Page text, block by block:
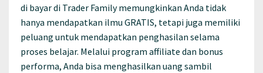
di bayar di Trader Family memungkinkan Anda tidak
hanya mendapatkan ilmu GRATIS, tetapi juga memiliki
peluang untuk mendapatkan penghasilan selama
proses belajar. Melalui program affiliate dan bonus
performa, Anda bisa menghasilkan uang sambil